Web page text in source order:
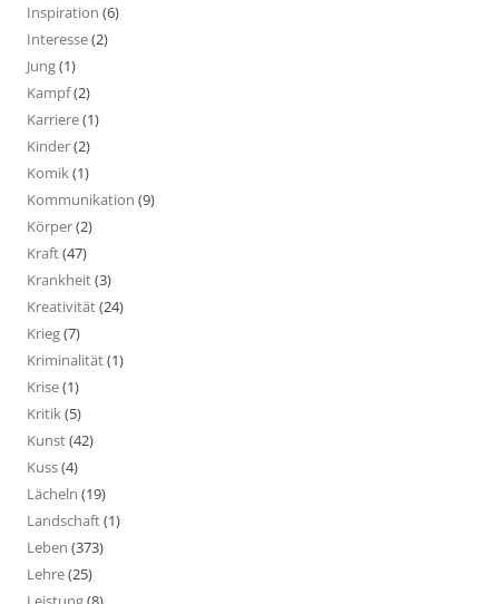
Inspiration (6)
Interesse(2)
Jung(1)
Kampf(2)
Karriere(1)
Kinder(2)
Komik(1)
Kommunikation (9)
Körper(2)
Kraft(47)
Krankheit(3)
Kreativität(24)
Krieg(7)
Kriminalität(1)
Krise(1)
Kritik(5)
Kunst(42)
Kuss(4)
Lächeln (19)
Landschaft(1)
Leben (373)
Lehre(25)